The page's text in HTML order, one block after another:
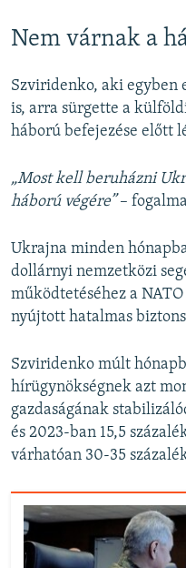
Nem várnak a
Szviridenko, aki egyben
is, arra sürgette a
háború befejezése előtt
„Most kell beruházni
háború végére”–
Ukrajna minden
dollárnyi nemzetközi
működtetéséhez a
nyújtott hatalmas
Szviridenko múlt
hírügynökségnek azt
gazdaságának
és 2023-ban 15,5
várhatóan 30-35